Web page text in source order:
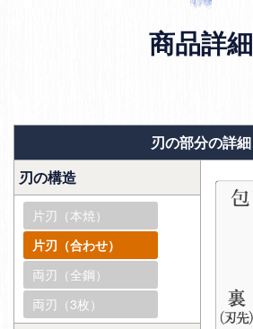
商品詳細
刃の部分の詳細
刃の構造
片刃（本焼）
片刃（合わせ）
両刃（全鋼）
両刃（3枚）